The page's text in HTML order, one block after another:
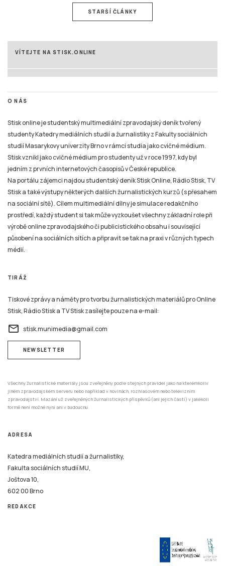
STARŠÍ ČLÁNKY
VÍTEJTE NA STISK.ONLINE
O NÁS
Stisk online je studentský multimediální zpravodajský deník tvořený
studenty Katedry mediálních studií a žurnalistiky z Fakulty sociálních
studií Masarykovy univerzity Brno v rámci studia jako cvičné médium.
Stisk vznikl jako cvičné médium pro studenty už v roce 1997, kdy byl
jedním z prvních internetových časopisů v České republice.
Na portálu zájemci najdou studentský deník Stisk Online, Rádio Stisk, TV
Stisk a také výstupy některých dalších žurnalistických kurzů (s přesahem
na sociální sítě). Cílem multimediální dílny je simulace redakčního
prostředí, každý student si tak může vyzkoušet všechny základní role při
výrobě online zpravodajského či publicistického obsahu i související
působení na sociálních sítích a připravit se tak na praxi v různých typech
médií.
TIRÁŽ
Tiskové zprávy a náměty pro tvorbu žurnalistických materiálů pro Online
Stisk, Rádio Stisk a TV Stisk zasílejte pouze na e-mail:
email stisk.munimedia@gmail.com
NEWSLETTER
Všechny žurnalistické materiály jsou zveřejněny podle stejných pravidel jako na kterémkoliv
jiném zpravodajském serveru nebo například v novinách, rozhlasovém nebo televizním
zpravodajství. Mazání už zveřejněných žurnalistických příspěvků (ani jejich částí) v jakékoli
formě není možné nyní ani v budoucnu.
ADRESA
Katedra mediálních studií a žurnalistiky,
Fakulta sociálních studií MU,
Joštova 10,
602 00 Brno
REDAKCE